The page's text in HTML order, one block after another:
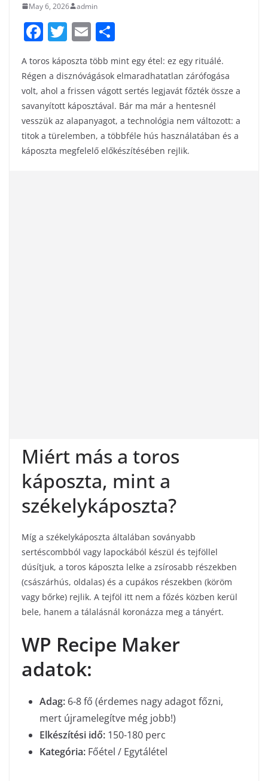
May 6, 2026 admin
F
a
c
e
b
o
o
T
itt
er
E
m
ai
l
h
ar
e
A toros káposzta több mint egy étel: ez egy rituálé.
Régen a disznóvágások elmaradhatatlan zárófogása
volt, ahol a frissen vágott sertés legjavát főzték össze a
savanyított káposztával. Bár ma már a hentesnél
vesszük az alapanyagot, a technológia nem változott: a
titok a türelemben, a többféle hús használatában és a
káposzta megfelelő előkészítésében rejlik.
Miért más a toros
káposzta, mint a
székelykáposzta?
Míg a székelykáposzta általában soványabb
sertéscombból vagy lapockából készül és tejföllel
dúsítjuk, a toros káposzta lelke a zsírosabb részekben
(császárhús, oldalas) és a cupákos részekben (köröm
vagy bőrke) rejlik. A tejföl itt nem a főzés közben kerül
bele, hanem a tálalásnál koronázza meg a tányért.
WP Recipe Maker
adatok:
Adag: 6-8 fő (érdemes nagy adagot főzni,
mert újramelegítve még jobb!)
Elkészítési idő: 150-180 perc
Kategória: Főétel / Egytálétel